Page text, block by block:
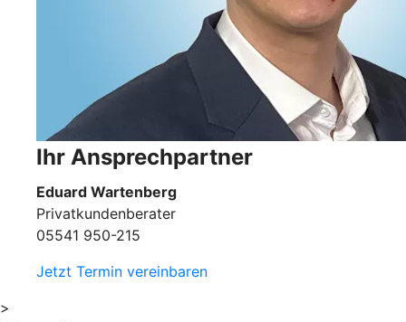
Ihr Ansprechpartner
Eduard Wartenberg
Privatkundenberater
05541 950-215
Jetzt Termin vereinbaren
>